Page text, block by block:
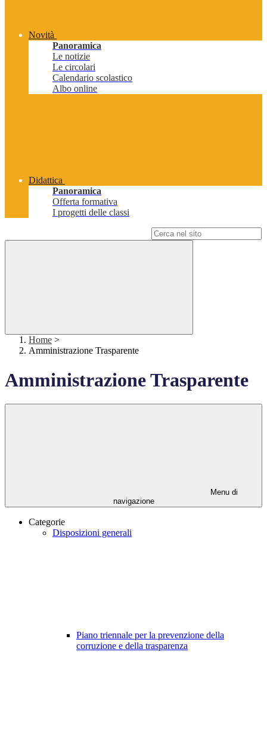
Novità
Panoramica
Le notizie
Le circolari
Calendario scolastico
Albo online
Didattica
Panoramica
Offerta formativa
I progetti delle classi
Home >
Amministrazione Trasparente
Amministrazione Trasparente
Menu di
navigazione
Categorie
Disposizioni generali
Piano triennale per la prevenzione della
corruzione e della trasparenza